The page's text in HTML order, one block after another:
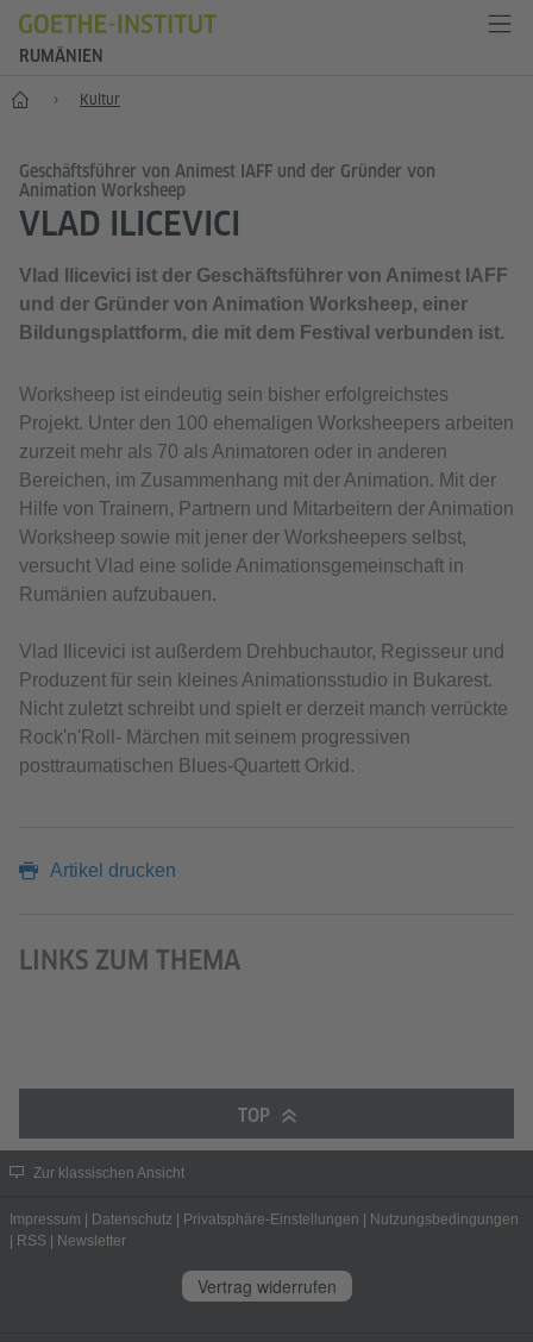
RUMÄNIEN
Start Kultur
Geschäftsführer von Animest IAFF und der Gründer von
Animation Worksheep
VLAD ILICEVICI
Vlad Ilicevici ist der Geschäftsführer von Animest IAFF
und der Gründer von Animation Worksheep, einer
Bildungsplattform, die mit dem Festival verbunden ist.
Worksheep ist eindeutig sein bisher erfolgreichstes
Projekt. Unter den 100 ehemaligen Worksheepers arbeiten
zurzeit mehr als 70 als Animatoren oder in anderen
Bereichen, im Zusammenhang mit der Animation. Mit der
Hilfe von Trainern, Partnern und Mitarbeitern der Animation
Worksheep sowie mit jener der Worksheepers selbst,
versucht Vlad eine solide Animationsgemeinschaft in
Rumänien aufzubauen.
Vlad Ilicevici ist außerdem Drehbuchautor, Regisseur und
Produzent für sein kleines Animationsstudio in Bukarest.
Nicht zuletzt schreibt und spielt er derzeit manch verrückte
Rock'n'Roll- Märchen mit seinem progressiven
posttraumatischen Blues-Quartett Orkid.
Artikel drucken
LINKS ZUM THEMA
TOP
Zur klassischen Ansicht
Impressum Datenschutz Privatsphäre-Einstellungen
Nutzungsbedingungen
RSS Newsletter
Vertrag widerrufen